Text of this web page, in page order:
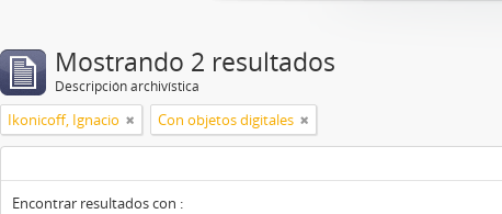
Mostrando 2 resultados
Descripción archivística
Ikonicoff, Ignacio Con objetos digitales
Encontrar resultados con :